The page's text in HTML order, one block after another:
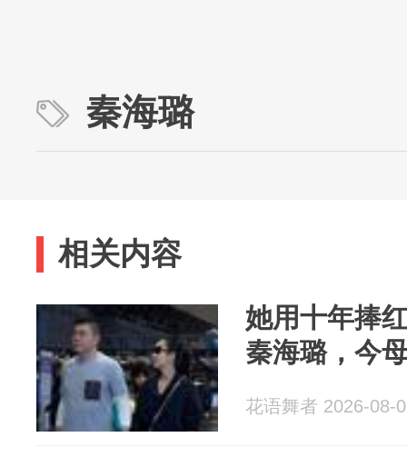
秦海璐
相关内容
她用十年捧
秦海璐，今
花语舞者 2026-08-